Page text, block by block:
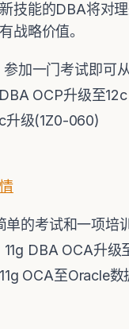
技能的DBA将对
战略价值。
加一门考试即可
OCP升级至
升级(1Z0-060)
单的考试和一项培
DBA OCA升级
OCA至Oracle数